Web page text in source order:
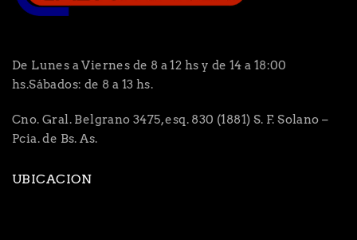
De Lunes a Viernes de 8 a 12 hs y de 14 a 18:00
hs.Sábados: de 8 a 13 hs.
Cno. Gral. Belgrano 3475, esq. 830 (1881) S. F. Solano –
Pcia. de Bs. As.
UBICACION